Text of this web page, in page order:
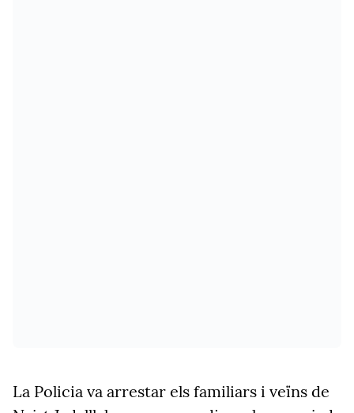
La Policia va arrestar els familiars i veïns de